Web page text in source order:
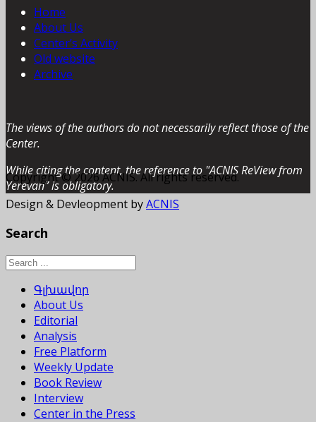
Home
About Us
Center’s Activity
Old website
Archive
The views of the authors do not necessarily reflect those of the
Center.
While citing the content, the reference to "ACNIS ReView from
Yerevan” is obligatory.
Copyright © 2026 ACNIS. All rights reserved.
Design & Devleopment byACNIS
Search
Գլխավոր
About Us
Editorial
Analysis
Free Platform
Weekly Update
Book Review
Interview
Center in the Press